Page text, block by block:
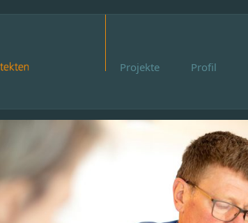
Projekte Profil